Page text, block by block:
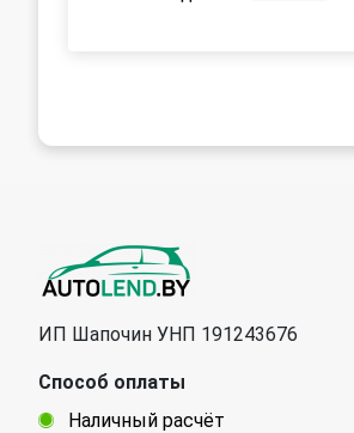
ИП Шапочин УНП 191243676
Способ оплаты
Наличный расчёт